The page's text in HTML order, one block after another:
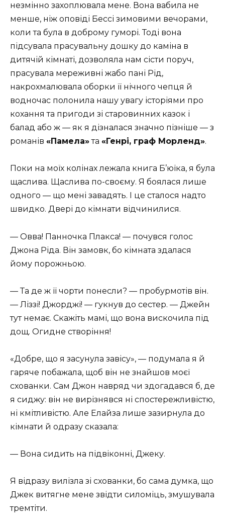
незмінно захоплювала мене. Вона вабила не
менше, ніж оповіді Бессі зимовими вечорами,
коли та була в доброму гуморі. Тоді вона
підсувала прасувальну дошку до каміна в
дитячій кімнаті, дозволяла нам сісти поруч,
прасувала мереживні жабо пані Рід,
накрохмалювала оборки її нічного чепця й
водночас полонила нашу увагу історіями про
кохання та пригоди зі старовинних казок і
балад або ж — як я дізналася значно пізніше — з
романів «Памела»та «Генрі, граф Морленд».
Поки на моїх колінах лежала книга Б’юїка, я була
щаслива. Щаслива по-своєму. Я боялася лише
одного — що мені завадять. І це сталося надто
швидко. Двері до кімнати відчинилися.
— Овва! Панночка Плакса! — почувся голос
Джона Ріда. Він замовк, бо кімната здалася
йому порожньою.
— Та де ж її чорти понесли? — пробурмотів він.
— Ліззі! Джорджі! — гукнув до сестер. — Джейн
тут немає. Скажіть мамі, що вона вискочила під
дощ. Огидне створіння!
«Добре, що я засунула завісу», — подумала я й
гаряче побажала, щоб він не знайшов моєї
схованки. Сам Джон навряд чи здогадався б, де
я сиджу: він не вирізнявся ні спостережливістю,
ні кмітливістю. Але Елайза лише зазирнула до
кімнати й одразу сказала:
— Вона сидить на підвіконні, Джеку.
Я відразу вилізла зі схованки, бо сама думка, що
Джек витягне мене звідти силоміць, змушувала
тремтіти.